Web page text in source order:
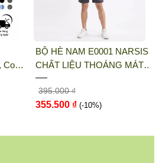
1292
huong-dan-mua-hang
kiem-tra-don-hang
MÁT,
CẢ
QUẦN LÓT NỮ NARSIS
K8076 NARSIS VẢI THUN
LẠNH THOÁNG MÁT, LÓT
COTTON THOẢI MÁI, GIỮ
DÁNG TỐT, THO...
65.000 ₫
58.500 ₫(-10%)